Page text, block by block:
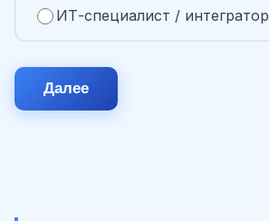
ИТ-специалист / интегратор
Далее